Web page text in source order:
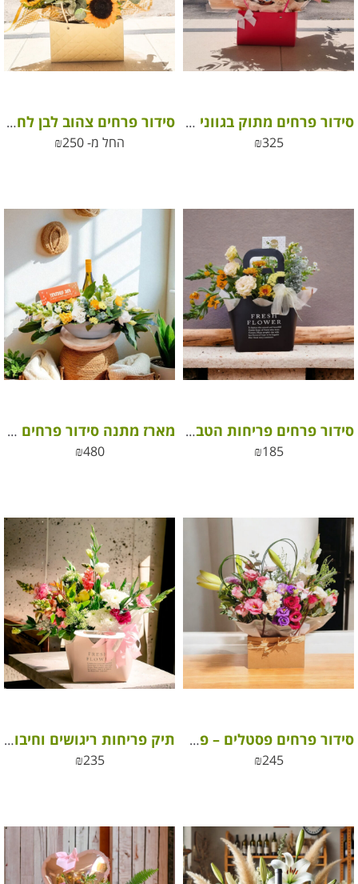
סידור פרחים מתוק בגווני ורוד, סגול ולבן עם שוקולדים מפנקים
₪325
סידור פרחים צהוב לבן לחג בתוך תיק מיוחד
החל מ-
₪250
סידור פרחים פריחות הטבע בתיק מעוצב לבחירת השוזרת
₪185
מארז מתנה סידור פרחים יין ושוקולד
₪480
סידור פרחים פסטלים – פרחי העונה
₪245
תיק פריחות ריגושים וחיבוקים
₪235